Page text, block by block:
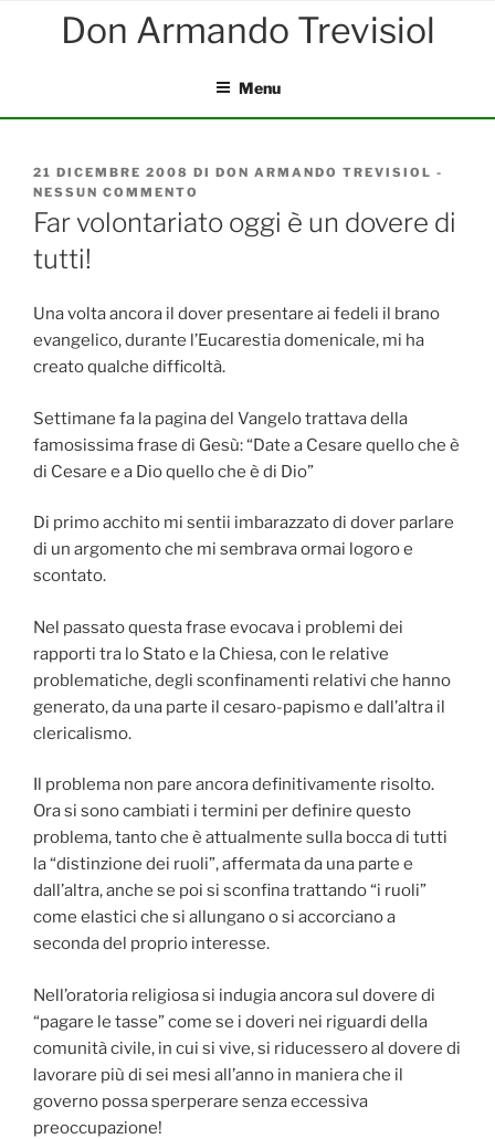
Menu
PUBBLICATO
IL
21 DICEMBRE 2008 DI DON ARMANDO TREVISIOL -
NESSUN COMMENTO
FAR
VOLONTARIATO
DOVERE
DI
TUTTI!
Far volontariato oggi è un dovere di
tutti!
Una volta ancora il dover presentare ai fedeli il brano
evangelico, durante l’Eucarestia domenicale, mi ha
creato qualche difficoltà.
Settimane fa la pagina del Vangelo trattava della
famosissima frase di Gesù: “Date a Cesare quello che è
di Cesare e a Dio quello che è di Dio”
Di primo acchito mi sentii imbarazzato di dover parlare
di un argomento che mi sembrava ormai logoro e
scontato.
Nel passato questa frase evocava i problemi dei
rapporti tra lo Stato e la Chiesa, con le relative
problematiche, degli sconfinamenti relativi che hanno
generato, da una parte il cesaro-papismo e dall’altra il
clericalismo.
Il problema non pare ancora definitivamente risolto.
Ora si sono cambiati i termini per definire questo
problema, tanto che è attualmente sulla bocca di tutti
la “distinzione dei ruoli”, affermata da una parte e
dall’altra, anche se poi si sconfina trattando “i ruoli”
come elastici che si allungano o si accorciano a
seconda del proprio interesse.
Nell’oratoria religiosa si indugia ancora sul dovere di
“pagare le tasse” come se i doveri nei riguardi della
comunità civile, in cui si vive, si riducessero al dovere di
lavorare più di sei mesi all’anno in maniera che il
governo possa sperperare senza eccessiva
preoccupazione!